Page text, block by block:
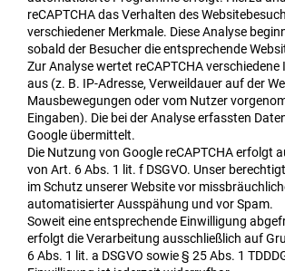
reCAPTCHA das Verhalten des
verschiedener Merkmale. Diese Analyse
sobald der Besucher die entsprechende
Zur Analyse wertet reCAPTCHA
aus (z. B. IP-Adresse, Verweildauer auf der
Mausbewegungen oder vom Nutzer
Eingaben). Die bei der Analyse erfassten
Google übermittelt.
Die Nutzung von Google reCAPTCHA erfolgt
von Art. 6 Abs. 1 lit. f DSGVO. Unser
im Schutz unserer Website vor
automatisierter Ausspähung und vor Spam.
Soweit eine entsprechende Einwilligung
erfolgt die Verarbeitung ausschließlich auf
6 Abs. 1 lit. a DSGVO sowie § 25 Abs. 1